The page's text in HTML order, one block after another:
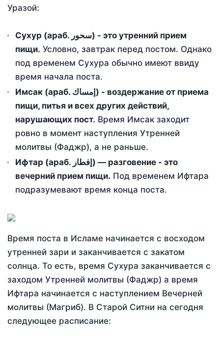
Уразой:
Сухур (араб. سحور) - это утренний прием
пищи. Условно, завтрак перед постом. Однако
под временем Сухура обычно имеют ввиду
время начала поста.
Имсак (араб. إمساك) - воздержание от приема
пищи, питья и всех других действий,
нарушающих пост. Время Имсак заходит
ровно в момент наступления Утренней
молитвы (Фаджр), а не раньше.
Ифтар (араб. إفطار) — разговение - это
вечерний прием пищи. Под временем Ифтара
подразумевают время конца поста.
Время поста в Исламе начинается с восходом
утренней зари и заканчивается с закатом
солнца. То есть, время Сухура заканчивается с
заходом Утренней молитвы (Фаджр) а время
Ифтара начинается с наступлением Вечерней
молитвы (Магриб). В Старой Ситни на сегодня
следующее расписание: